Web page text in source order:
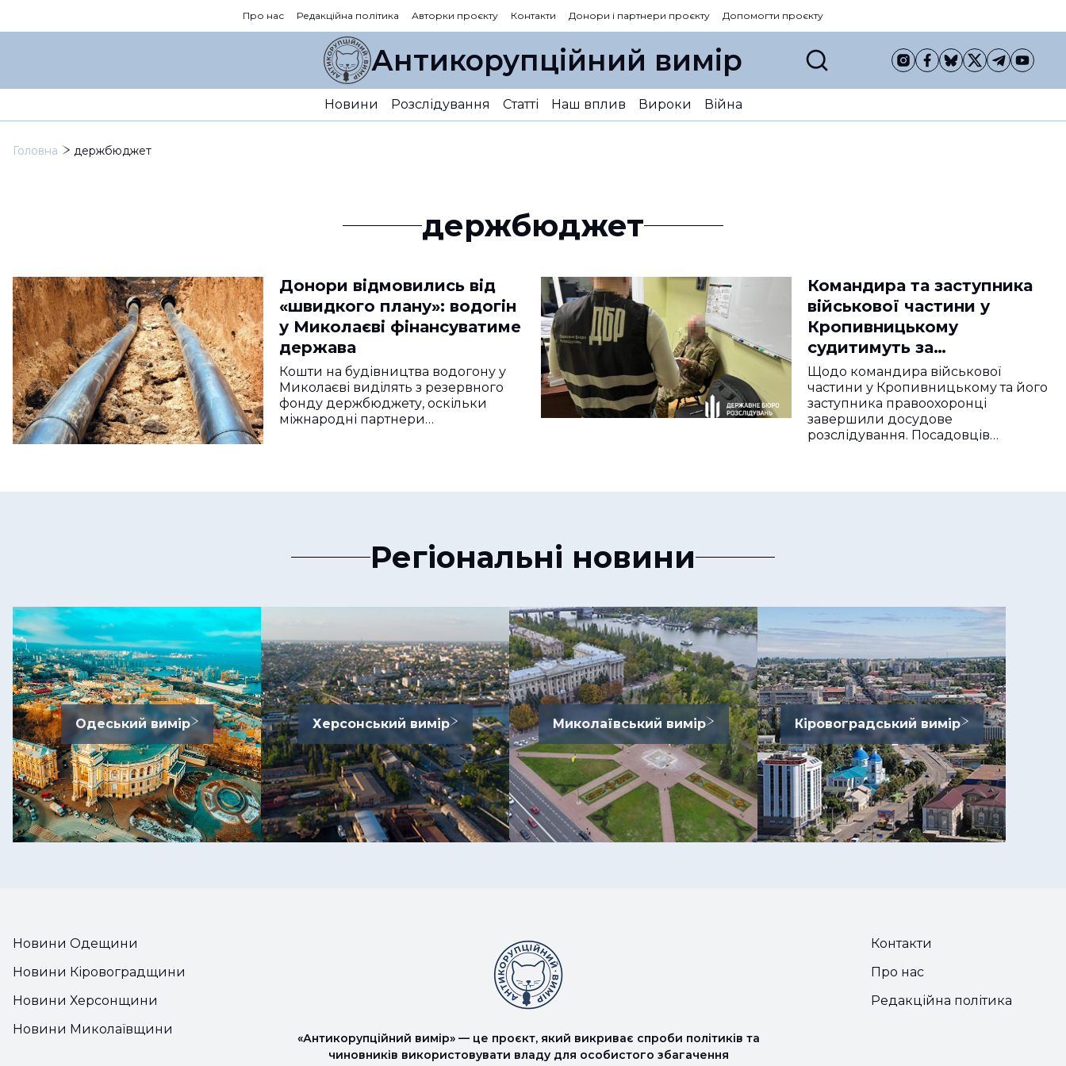
Про нас Редакційна політика Авторки проєкту Контакти Донори і партнери проєкту Допомогти проєкту
Антикорупційний вимір
Новини Розслідування Статті Наш вплив Вироки Війна
Головна держбюджет
держбюджет
Донори відмовились від
«швидкого плану»: водогін
у Миколаєві фінансуватиме
держава
Кошти на будівництва водогону у
Миколаєві виділять з резервного
фонду держбюджету, оскільки
міжнародні партнери…
Командира та заступника
військової частини у
Кропивницькому
судитимуть за
привласнення майже 10
мільйонів на
авіаобладнанні
Щодо командира військової
частини у Кропивницькому та його
заступника правоохоронці
завершили досудове
розслідування. Посадовців…
Регіональні новини
Одеський вимір Херсонський вимір Миколаївський вимір Кіровоградський вимір
Новини Одещини
Новини Кіровоградщини
Новини Херсонщини
Новини Миколаївщини
«Антикорупційний вимір» — це проєкт, який викриває спроби політиків та
чиновників використовувати владу для особистого збагачення
Контакти
Про нас
Редакційна політика